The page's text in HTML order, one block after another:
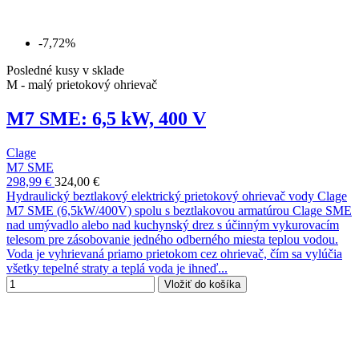
-7,72%
Posledné kusy v sklade
M - malý prietokový ohrievač
M7 SME: 6,5 kW, 400 V
Clage
M7 SME
298,99 € 324,00 €
Hydraulický beztlakový elektrický prietokový ohrievač vody Clage
M7 SME (6,5kW/400V) spolu s beztlakovou armatúrou Clage SME
nad umývadlo alebo nad kuchynský drez s účinným vykurovacím
telesom pre zásobovanie jedného odberného miesta teplou vodou.
Voda je vyhrievaná priamo prietokom cez ohrievač, čím sa vylúčia
všetky tepelné straty a teplá voda je ihneď...
Vložiť do košíka